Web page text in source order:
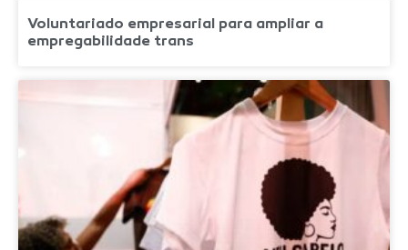
Voluntariado empresarial para ampliar a
empregabilidade trans